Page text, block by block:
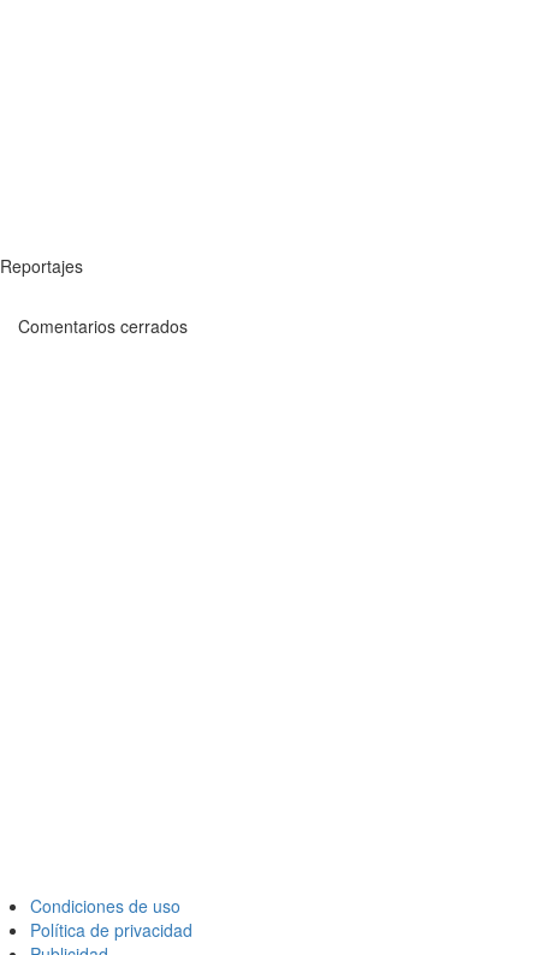
Reportajes
Comentarios cerrados
Condiciones de uso
Política de privacidad